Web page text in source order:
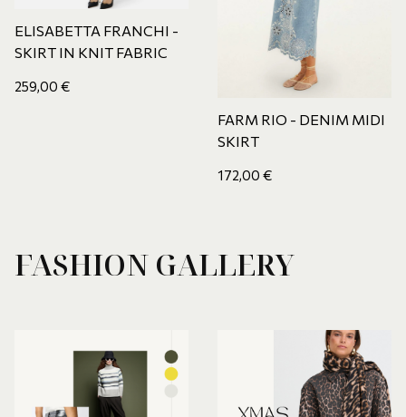
ELISABETTA FRANCHI -
SKIRT IN KNIT FABRIC
259,00 €
FARM RIO - DENIM MIDI
SKIRT
172,00 €
FASHION GALLERY